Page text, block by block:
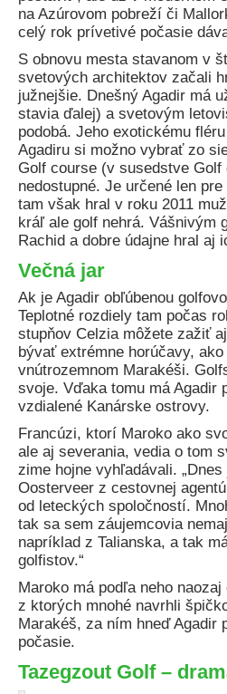
na Azúrovom pobreží či
celý rok prívetivé počasie
S obnovu mesta stavanom v
svetových architektov začali
južnejšie. Dnešný Agadir má
stavia ďalej) a svetovým
podobá. Jeho exotickému
Agadiru si možno vybrať zo
Golf course (v susedstve
nedostupné. Je určené len
tam však hral v roku 2011
kráľ ale golf nehrá. Vášnivým
Rachid a dobre údajne hral aj
Večná jar
Ak je Agadir obľúbenou
Teplotné rozdiely tam počas
stupňov Celzia môžete zažiť
bývať extrémne horúčavy,
vnútrozemnom Marakéši.
svoje. Vďaka tomu má Agadir
vzdialené Kanárske ostrovy.
Francúzi, ktorí Maroko ako
ale aj severania, vedia o tom
zime hojne vyhľadávali.
Oosterveer z cestovnej
od leteckých spoločností.
tak sa sem záujemcovia
napríklad z Talianska, a tak
golfistov.“
Maroko má podľa neho
z ktorých mnohé navrhli
Marakéš, za ním hneď Agadir
počasie.
Tazegzout Golf –